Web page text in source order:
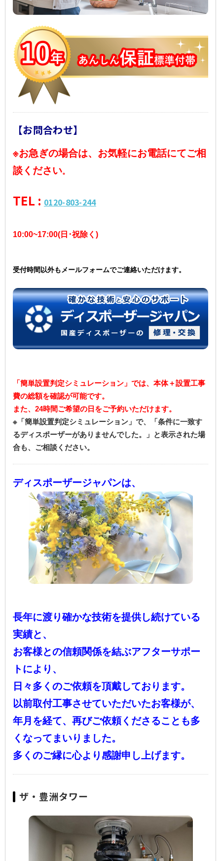
[簡単] 設置判定シミュレーション
お問い合わせ
Close
【お問合わせ】
※お急ぎの場合は、お気軽にお電話にてご相
談ください。
TEL : 0120-803-244
10:00~17:00(日･祝除く)
受付時間以外もメールフォームでご連絡いただけます。
「簡単設置判定シミュレーション」では、本体＋設置工事
費の総額を確認が可能です。
また、24時間ご希望の日をご予約いただけます。
※「簡単設置判定シミュレーション」で、「条件に一致す
るディスポーザーがありませんでした。」と表示された場
合も、ご相談ください。
ディスポーザージャパンは、
長年に渡り確かな技術を提供し続けている
実績と、
お客様との信頼関係を結ぶアフターサポー
トにより、
日々多くのご依頼を頂戴しております。
以前取付工事させていただいたお客様が、
年月を経て、再びご依頼くださることも多
くなってまいりました。
多くのご縁に心より感謝申し上げます。
ザ・豊洲タワー